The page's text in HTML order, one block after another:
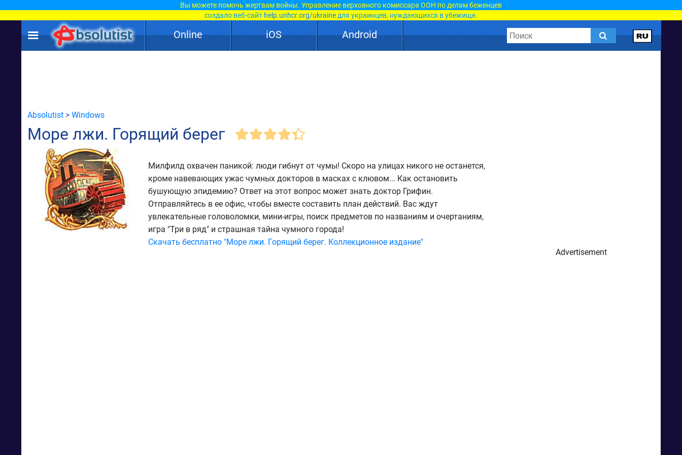
Вы можете помочь жертвам войны. Управление верховного комиссара ООН по делам беженцев
создало веб-сайт help.unhcr.org/ukraine для украинцев, нуждающихся в убежище.
Online iOS Android
Absolutist > Windows
Море лжи. Горящий берег
Милфилд охвачен паникой: люди гибнут от чумы! Скоро на улицах никого не останется,
кроме навевающих ужас чумных докторов в масках с клювом... Как остановить
бушующую эпидемию? Ответ на этот вопрос может знать доктор Грифин.
Отправляйтесь в ее офис, чтобы вместе составить план действий. Вас ждут
увлекательные головоломки, мини-игры, поиск предметов по названиям и очертаниям,
игра "Три в ряд" и страшная тайна чумного города!
Скачать бесплатно "Море лжи. Горящий берег. Коллекционное издание"
Advertisement